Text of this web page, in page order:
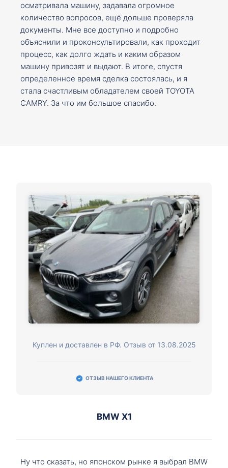
осматривала машину, задавала огромное
количество вопросов, ещё дольше проверяла
документы. Мне все доступно и подробно
объяснили и проконсультировали, как проходит
процесс, как долго ждать и каким образом
машину привозят и выдают. В итоге, спустя
определенное время сделка состоялась, и я
стала счастливым обладателем своей TOYOTA
CAMRY. За что им большое спасибо.
Куплен и доставлен в РФ. Отзыв от 13.08.2025
ОТЗЫВ НАШЕГО КЛИЕНТА
BMW X1
Ну что сказать, но японском рынке я выбрал BMW